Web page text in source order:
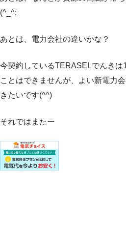
(^_^;
あとは、電力会社の違いかな？
今契約しているTERASELでんきは
ことはできませんが、よい新電力
きたいです(^^)
それではまたー